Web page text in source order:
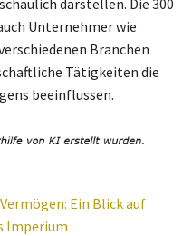
darstellen. Die 300
Unternehmer wie
Branchen
Tätigkeiten die
beeinflussen.
Ein Blick auf
Imperium